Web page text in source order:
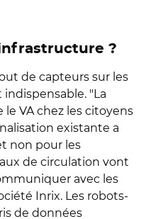
?
de capteurs sur les
"La
VA chez les citoyens
existante a
non pour les
de circulation vont
avec les
Inrix. Les robots-
de données